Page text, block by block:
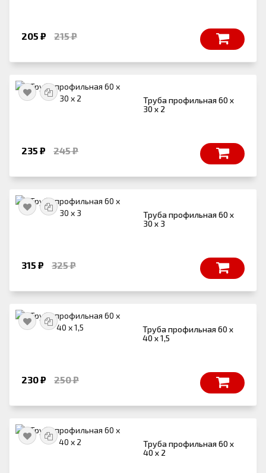
205 ₽ 215 ₽
Труба профильная 60 х
30 х 2
235 ₽ 245 ₽
Труба профильная 60 х
30 х 3
315 ₽ 325 ₽
Труба профильная 60 х
40 х 1,5
230 ₽ 250 ₽
Труба профильная 60 х
40 х 2